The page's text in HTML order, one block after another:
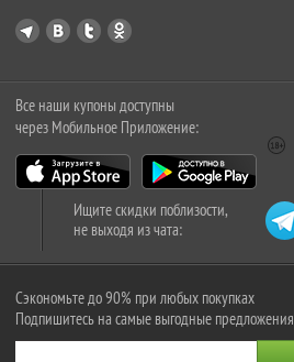
Все наши купоны доступны
через Мобильное Приложение:
Ищите скидки поблизости,
не выходя из чата:
Сэкономьте до 90% при любых покупках
Подпишитесь на самые выгодные предложения